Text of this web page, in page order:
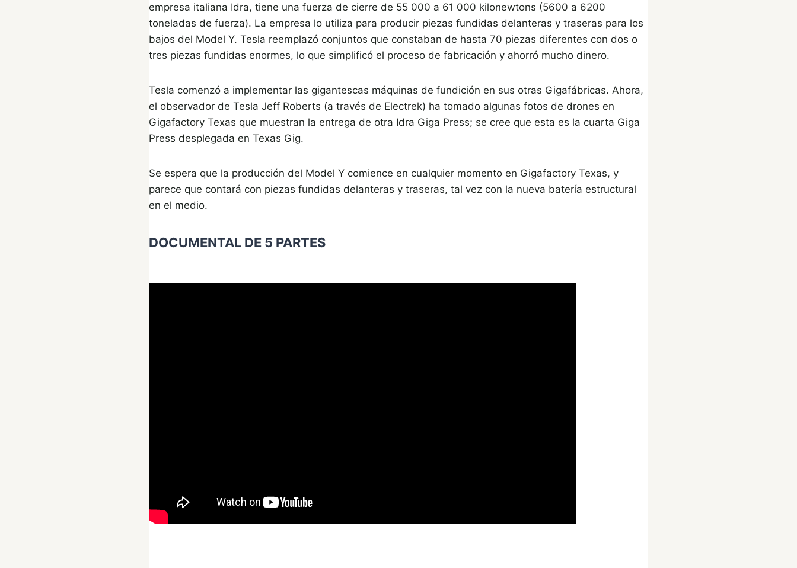
empresa italiana Idra, tiene una fuerza de cierre de 55 000 a 61 000 kilonewtons (5600 a 6200
toneladas de fuerza). La empresa lo utiliza para producir piezas fundidas delanteras y traseras para los
bajos del Model Y. Tesla reemplazó conjuntos que constaban de hasta 70 piezas diferentes con dos o
tres piezas fundidas enormes, lo que simplificó el proceso de fabricación y ahorró mucho dinero.
Tesla comenzó a implementar las gigantescas máquinas de fundición en sus otras Gigafábricas. Ahora,
el observador de Tesla Jeff Roberts (a través de Electrek) ha tomado algunas fotos de drones en
Gigafactory Texas que muestran la entrega de otra Idra Giga Press; se cree que esta es la cuarta Giga
Press desplegada en Texas Gig.
Se espera que la producción del Model Y comience en cualquier momento en Gigafactory Texas, y
parece que contará con piezas fundidas delanteras y traseras, tal vez con la nueva batería estructural
en el medio.
DOCUMENTAL DE 5 PARTES